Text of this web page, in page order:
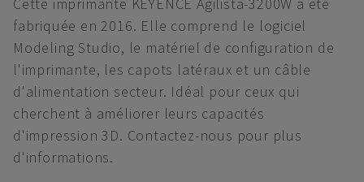
fabriquée en 2016. Elle comprend le logiciel
Modeling Studio, le matériel de configuration de
l'imprimante, les capots latéraux et un câble
d'alimentation secteur. Idéal pour ceux qui
cherchent à améliorer leurs capacités
d'impression 3D. Contactez-nous pour plus
d'informations.